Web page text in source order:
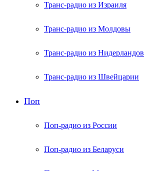
Транс-радио из Израиля
Транс-радио из Молдовы
Транс-радио из Нидерландов
Транс-радио из Швейцарии
Поп
Поп-радио из России
Поп-радио из Беларуси